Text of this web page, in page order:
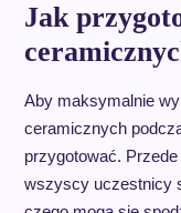
Jak
Aby maksymalnie
ceramicznych
przygotować.
wszyscy uczestnicy